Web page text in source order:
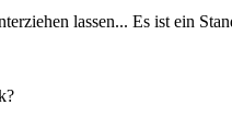
lassen... Es ist ein